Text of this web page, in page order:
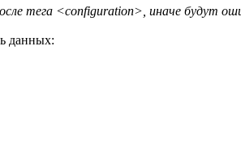
тега <configuration>, иначе будут
данных: